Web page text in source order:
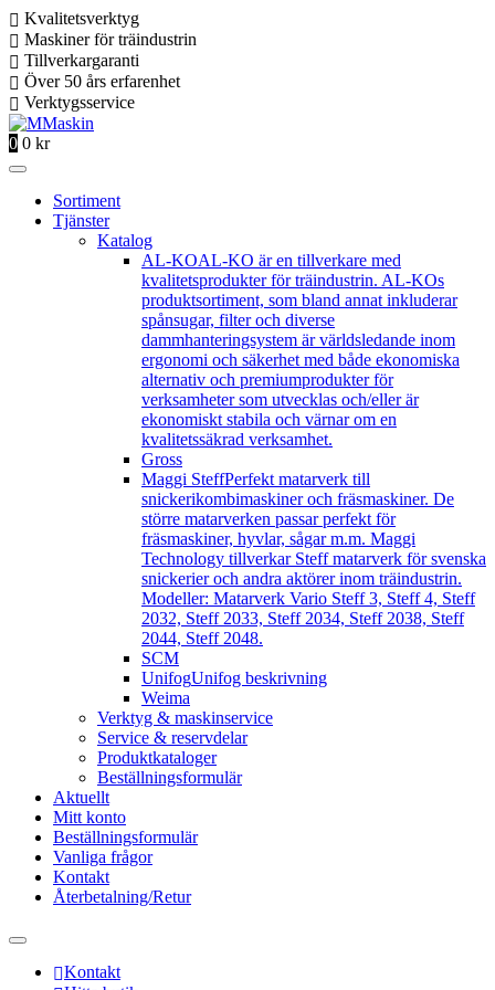
Kvalitetsverktyg
Maskiner för träindustrin
Tillverkargaranti
Över 50 års erfarenhet
Verktygsservice
0 0 kr
Sortiment
Tjänster
Katalog
AL-KOAL-KO är en tillverkare med
kvalitetsprodukter för träindustrin. AL-KOs
produktsortiment, som bland annat inkluderar
spånsugar, filter och diverse
dammhanteringsystem är världsledande inom
ergonomi och säkerhet med både ekonomiska
alternativ och premiumprodukter för
verksamheter som utvecklas och/eller är
ekonomiskt stabila och värnar om en
kvalitetssäkrad verksamhet.
Gross
Maggi SteffPerfekt matarverk till
snickerikombimaskiner och fräsmaskiner. De
större matarverken passar perfekt för
fräsmaskiner, hyvlar, sågar m.m. Maggi
Technology tillverkar Steff matarverk för svenska
snickerier och andra aktörer inom träindustrin.
Modeller: Matarverk Vario Steff 3, Steff 4, Steff
2032, Steff 2033, Steff 2034, Steff 2038, Steff
2044, Steff 2048.
SCM
UnifogUnifog beskrivning
Weima
Verktyg & maskinservice
Service & reservdelar
Produktkataloger
Beställningsformulär
Aktuellt
Mitt konto
Beställningsformulär
Vanliga frågor
Kontakt
Återbetalning/Retur
Kontakt